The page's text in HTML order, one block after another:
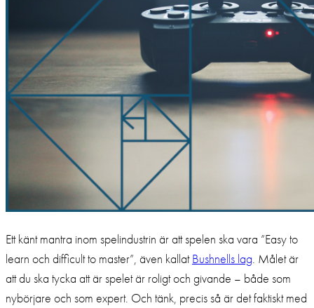
Ett känt mantra inom spelindustrin är att spelen ska vara ”Easy to
learn och difficult to master”, även kallatBushnells lag. Målet är
att du ska tycka att är spelet är roligt och givande – både som
nybörjare och som expert. Och tänk, precis så är det faktiskt med